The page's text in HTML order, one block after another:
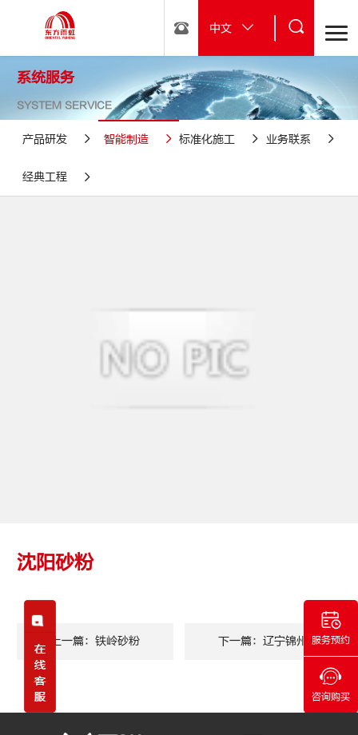
中文
系统服务
SYSTEM SERVICE
产品研发 智能制造 标准化施工 业务联系
经典工程
沈阳砂粉
上一篇：铁岭砂粉 下一篇：辽宁锦州 服务预约
咨询购买